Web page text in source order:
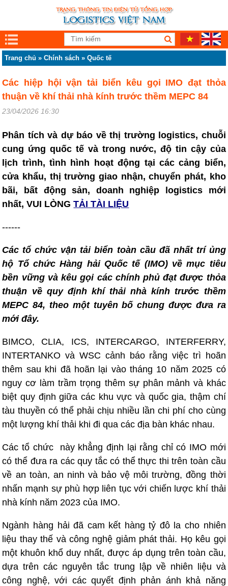
Trang chủ »Chính sách »Quốc tế
Các hiệp hội vận tải biển kêu gọi IMO đạt thỏa
thuận về khí thải nhà kính trước thềm MEPC 84
23/04/2026 16:30
Phân tích và dự báo về thị trường logistics, chuỗi
cung ứng quốc tế và trong nước, độ tin cậy của
lịch trình, tình hình hoạt động tại các cảng biển,
cửa khẩu, thị trường giao nhận, chuyển phát, kho
bãi, bất động sản, doanh nghiệp logistics mới
nhất, VUI LÒNG TẢI TÀI LIỆU
------
Các tổ chức vận tải biển toàn cầu đã nhất trí ủng
hộ Tổ chức Hàng hải Quốc tế (IMO) về mục tiêu
bền vững và kêu gọi các chính phủ đạt được thỏa
thuận về quy định khí thải nhà kính trước thềm
MEPC 84, theo một tuyên bố chung được đưa ra
mới đây.
BIMCO, CLIA, ICS, INTERCARGO, INTERFERRY,
INTERTANKO và WSC cảnh báo rằng việc trì hoãn
thêm sau khi đã hoãn lại vào tháng 10 năm 2025 có
nguy cơ làm trầm trọng thêm sự phân mảnh và khác
biệt quy định giữa các khu vực và quốc gia, thậm chí
tàu thuyền có thể phải chịu nhiều lần chi phí cho cùng
một lượng khí thải khi đi qua các địa bàn khác nhau.
Các tổ chức này khẳng định lại rằng chỉ có IMO mới
có thể đưa ra các quy tắc có thể thực thi trên toàn cầu
về an toàn, an ninh và bảo vệ môi trường, đồng thời
nhấn mạnh sự phù hợp liên tục với chiến lược khí thải
nhà kính năm 2023 của IMO.
Ngành hàng hải đã cam kết hàng tỷ đô la cho nhiên
liệu thay thế và công nghệ giảm phát thải. Họ kêu gọi
một khuôn khổ duy nhất, được áp dụng trên toàn cầu,
dựa trên các nguyên tắc trung lập về nhiên liệu và
công nghệ, với các quyết định phản ánh khả năng